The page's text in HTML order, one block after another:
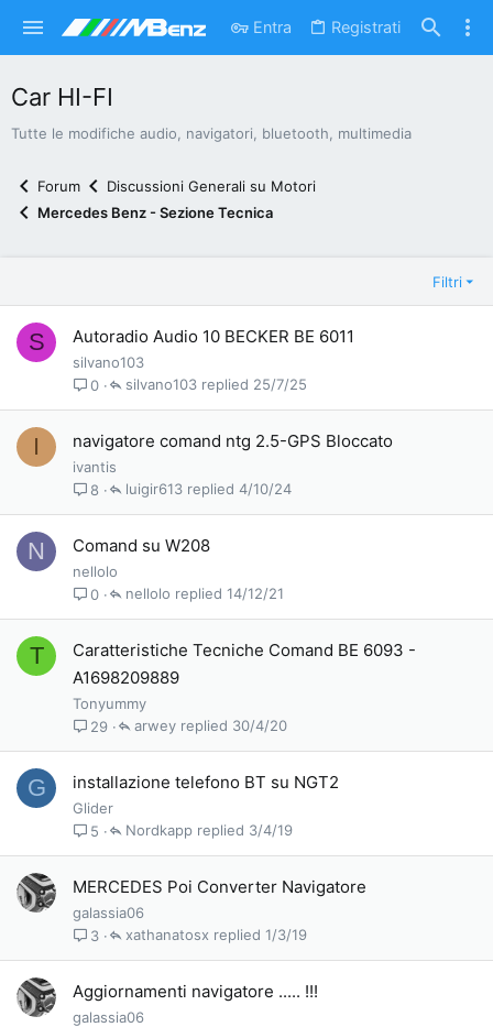
Entra Registrati
Car HI-FI
Tutte le modifiche audio, navigatori, bluetooth, multimedia
Forum
Discussioni Generali su Motori
Mercedes Benz - Sezione Tecnica
Filtri
S Autoradio Audio 10 BECKER BE 6011
silvano103
0
25/7/25
silvano103
I navigatore comand ntg 2.5-GPS Bloccato
ivantis
8
4/10/24
luigir613
N Comand su W208
nellolo
0
14/12/21
nellolo
T
Caratteristiche Tecniche Comand BE 6093 -
A1698209889
Tonyummy
29
30/4/20
arwey
G installazione telefono BT su NGT2
Glider
5
3/4/19
Nordkapp
MERCEDES Poi Converter Navigatore
galassia06
3
1/3/19
xathanatosx
Aggiornamenti navigatore ..... !!!
galassia06